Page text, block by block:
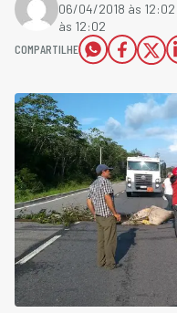
06/04/2018 às 12:02
às 12:02
COMPARTILHE